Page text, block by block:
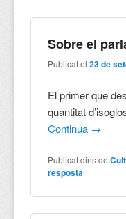
Sobre el
Publicat el23 de
El primer que
quantitat
Continua →
Publicat dins de
resposta